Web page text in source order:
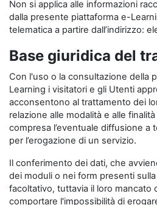
Non si applica alle informazioni
dalla presente piattaforma e-
telematica a partire dall’indirizzo:
Base giuridica del
Con l'uso o la consultazione della
Learning i visitatori e gli Utenti
acconsentono al trattamento dei
relazione alle modalità e alle
compresa l’eventuale diffusione a
per l’erogazione di un servizio.
Il conferimento dei dati, che
dei moduli o nei form presenti
facoltativo, tuttavia il loro mancato
comportare l'impossibilità di